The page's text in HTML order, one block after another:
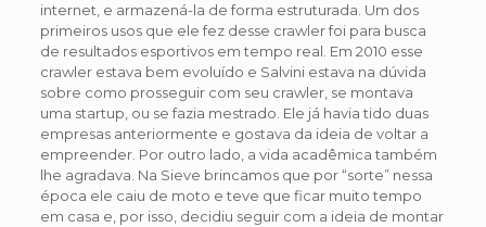
internet, e armazená-la de forma estruturada. Um dos
primeiros usos que ele fez desse crawler foi para busca
de resultados esportivos em tempo real. Em 2010 esse
crawler estava bem evoluído e Salvini estava na dúvida
sobre como prosseguir com seu crawler, se montava
uma startup, ou se fazia mestrado. Ele já havia tido duas
empresas anteriormente e gostava da ideia de voltar a
empreender. Por outro lado, a vida acadêmica também
lhe agradava. Na Sieve brincamos que por “sorte” nessa
época ele caiu de moto e teve que ficar muito tempo
em casa e, por isso, decidiu seguir com a ideia de montar